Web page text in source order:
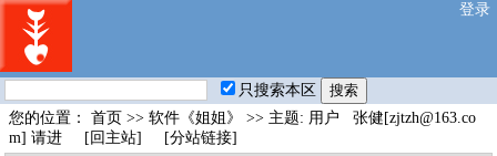
登录
只搜索本区
您的位置：首页 >>软件《姐姐》
>> 主题: 用户 张健[zjtzh@163.co
m] 请进
[回主站] [分站链接]